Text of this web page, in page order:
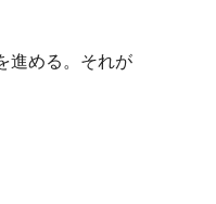
進める。それが